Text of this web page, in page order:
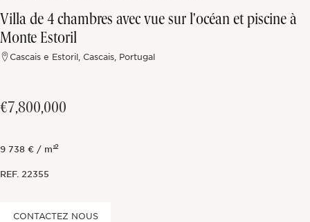
Villa de 4 chambres avec vue sur l'océan et piscine à
Monte Estoril
Cascais e Estoril, Cascais, Portugal
€7,800,000
9 738 € / m²2
REF. 22355
CONTACTEZ NOUS
Hors marché
Toutes les propriétés